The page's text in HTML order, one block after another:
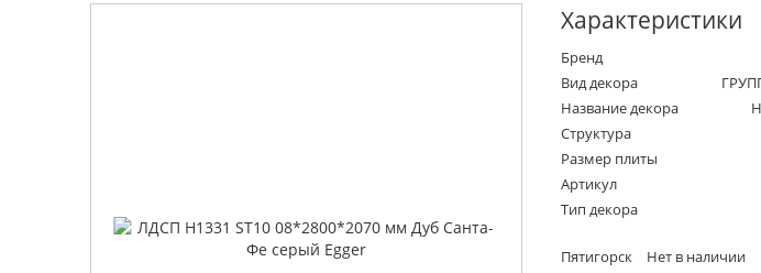
Характеристики
Бренд
Вид декора
Название декора
Структура
Размер плиты
Артикул
Тип декора
Пятигорск
Нет в наличии